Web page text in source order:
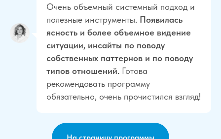
Очень объемный системный подход и
полезные инструменты. Появилась
ясность и более объемное видение
ситуации, инсайты по поводу
собственных паттернов и по поводу
типов отношений. Готова
рекомендовать программу
обязательно, очень прочистился взгляд!